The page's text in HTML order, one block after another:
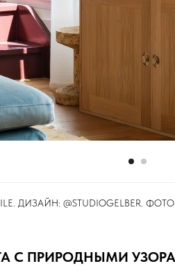
⁠ДИЗАЙН: @STUDIOGELBER⁠⁠. ФОТО:
С ПРИРОДНЫМИ